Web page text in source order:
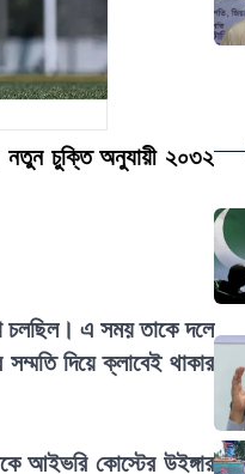
নতুন চুক্তি অনুযায়ী ২০৩২
চলছিল। এ সময় তাকে দলে
দিয়ে ক্লাবেই থাকার
আইভরি কোস্টের উইঙ্গার